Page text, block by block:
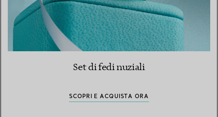
Set di fedi nuziali
SCOPRI E ACQUISTA ORA